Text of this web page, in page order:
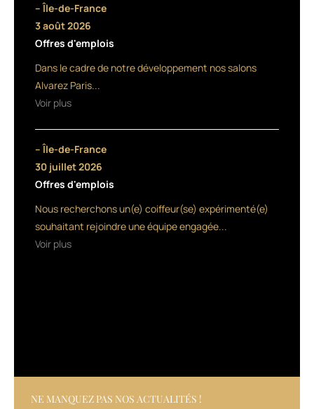
noire
Finies
expérimentations
(positives
mais
échelle)
pour
dépollution
hydrocarbures
grande
échelle.
– Île-de-France
3 août 2026
Offres d'emplois
Dans le cadre de notre développement nos salons
Alvarez Paris...
Voir plus
– Île-de-France
30 juillet 2026
Offres d'emplois
Nous recherchons un(e) coiffeur(se) expérimenté(e)
souhaitant rejoindre une équipe engagée...
Voir plus
NE MANQUEZ PAS NOS ACTUALITÉS !